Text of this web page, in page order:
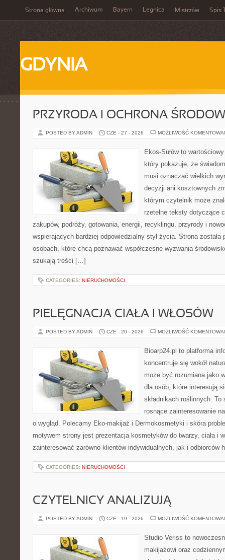
Strona główna Archiwum Bayern Legnica Mistrzów Spis
GDYNIA
PRZYRODA I OCHRONA
POSTED BY ADMIN CZE - 27 - 2026 MOŻLIWOŚĆ
Ekos-Sułów to
który pokazuje, że
musi oznaczać wielkich
decyzji ani kosztownych
którym czytelnik może
rzetelne teksty dotyczące
zakupów, podróży, gotowania, energii, recyklingu, przyrody i
wspierających bardziej odpowiedzialny styl życia. Strona została
osobach, które chcą poznawać współczesne wyzwania
szukają treści […]
CATEGORIES: NIERUCHOMOŚCI
PIELĘGNACJA CIAŁA I WŁOSÓW
POSTED BY ADMIN CZE - 20 - 2026 MOŻLIWOŚĆ
Bioarp24.pl to platforma
koncentruje się wokół
może być rozumiana jako
dla osób, które interesują
składnikach roślinnych.
rosnące zainteresowanie
o wygląd. Polecamy Eko-makijaż i Dermokosmetyki i skóra
motywem strony jest prezentacja kosmetyków do twarzy, ciała i
zainteresować zarówno klientów indywidualnych, jak i
CATEGORIES: NIERUCHOMOŚCI
CZYTELNICY ANALIZUJĄ
POSTED BY ADMIN CZE - 19 - 2026 MOŻLIWOŚĆ
Studio Veriss to
makijażowi oraz